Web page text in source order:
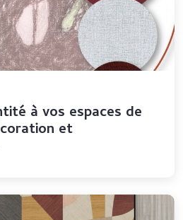
à vos espaces de
et